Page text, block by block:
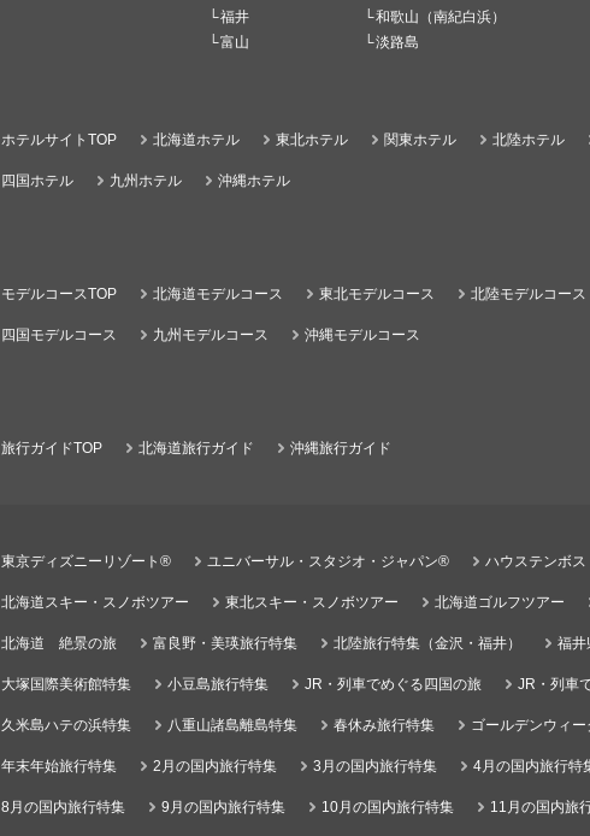
福井
富山
和歌山（南紀白浜）
淡路島
ホテルサイトTOP 北海道ホテル 東北ホテル 関東ホテル 北陸ホテル
四国ホテル 九州ホテル 沖縄ホテル
モデルコースTOP 北海道モデルコース 東北モデルコース 北陸モデルコース
四国モデルコース 九州モデルコース 沖縄モデルコース
旅行ガイドTOP 北海道旅行ガイド 沖縄旅行ガイド
東京ディズニーリゾート® ユニバーサル・スタジオ・ジャパン® ハウステンボス
北海道スキー・スノボツアー 東北スキー・スノボツアー 北海道ゴルフツアー
北海道 絶景の旅 富良野・美瑛旅行特集 北陸旅行特集（金沢・福井） 福井
大塚国際美術館特集 小豆島旅行特集 JR・列車でめぐる四国の旅 JR・列車
久米島ハテの浜特集 八重山諸島離島特集 春休み旅行特集 ゴールデンウィ
年末年始旅行特集 2月の国内旅行特集 3月の国内旅行特集 4月の国内旅行特
8月の国内旅行特集 9月の国内旅行特集 10月の国内旅行特集 11月の国内旅